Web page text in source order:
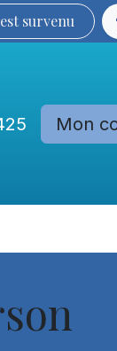
sur​​​​​​​​ve​nu​​​​​​​​​​
Mon